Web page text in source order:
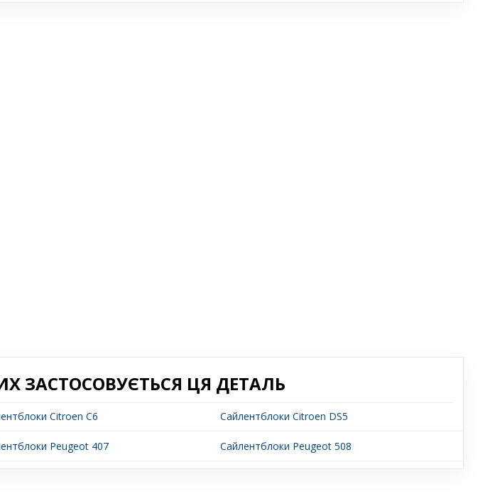
ЗАСТОСОВУЄТЬСЯ ЦЯ ДЕТАЛЬ
Citroen C6 Сайлентблоки Citroen DS5
Peugeot 407 Сайлентблоки Peugeot 508